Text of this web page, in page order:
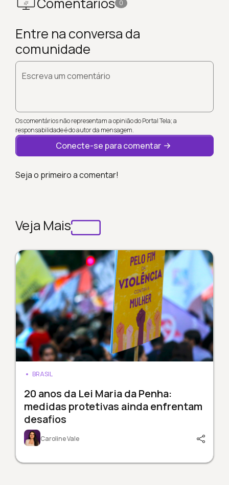
0
Entre na conversa da
comunidade
Escreva um comentário
Os comentários não representam a opinião do Portal Tela; a
responsabilidade é do autor da mensagem.
Conecte-se para comentar
Seja o primeiro a comentar!
Veja Mais
BRASIL
20 anos da Lei Maria da Penha:
medidas protetivas ainda enfrentam
desafios
Caroline Vale